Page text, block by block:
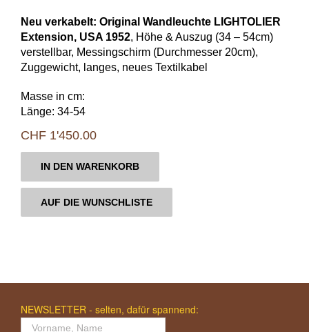
Neu verkabelt: Original Wandleuchte LIGHTOLIER
Extension, USA 1952, Höhe & Auszug (34 – 54cm)
verstellbar, Messingschirm (Durchmesser 20cm),
Zuggewicht, langes, neues Textilkabel
Masse in cm:
Länge: 34-54
CHF 1'450.00
IN DEN WARENKORB
AUF DIE WUNSCHLISTE
NEWSLETTER - selten, dafür spannend: